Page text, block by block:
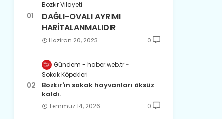
Bozkır Vilayeti
DAĞLI-OVALI AYRIMI
HARİTALANMALIDIR
Haziran 20, 2023 0
Gündem - haber.web.tr
Sokak Köpekleri
Bozkır'ın sokak hayvanları öksüz
kaldı.
Temmuz 14, 2026 0